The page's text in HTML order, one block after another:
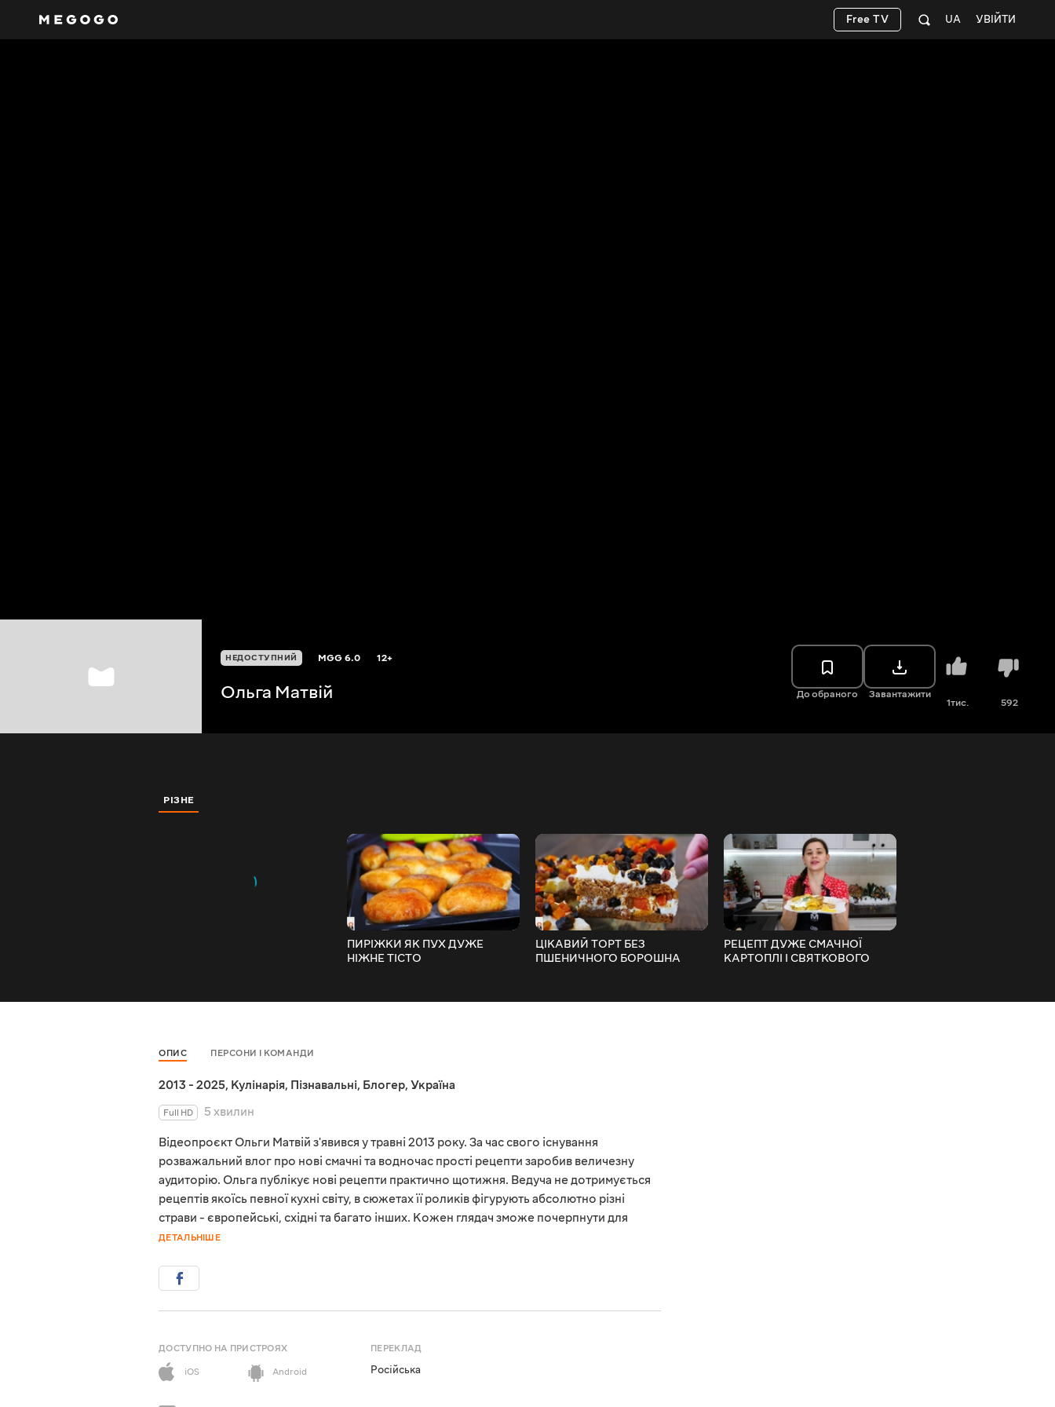
УВІЙТИ
UA
Free TV
НЕДОСТУПНИЙ MGG6.0 12+
Ольга Матвій До обраного Завантажити
1тис. 592
РІЗНЕ
ПИРІЖКИ ЯК ПУХ ДУЖЕ
НІЖНЕ ТІСТО
ЦІКАВИЙ ТОРТ БЕЗ
ПШЕНИЧНОГО БОРОШНА
РЕЦЕПТ ДУЖЕ СМАЧНОЇ
КАРТОПЛІ І СВЯТКОВОГО
ОПИС ПЕРСОНИ І КОМАНДИ
2013 - 2025, Кулінарія, Пізнавальні, Блогер, Україна
Full HD
5 хвилин
Відеопроєкт Ольги Матвій з'явився у травні 2013 року. За час свого існування
розважальний влог про нові смачні та водночас прості рецепти заробив величезну
аудиторію. Ольга публікує нові рецепти практично щотижня. Ведуча не дотримується
рецептів якоїсь певної кухні світу, в сюжетах її роликів фігурують абсолютно різні
страви - європейські, східні та багато інших. Кожен глядач зможе почерпнути для
ДЕТАЛЬНІШЕ
ДОСТУПНО НА ПРИСТРОЯХ
iOS
Android
ПЕРЕКЛАД
Російська